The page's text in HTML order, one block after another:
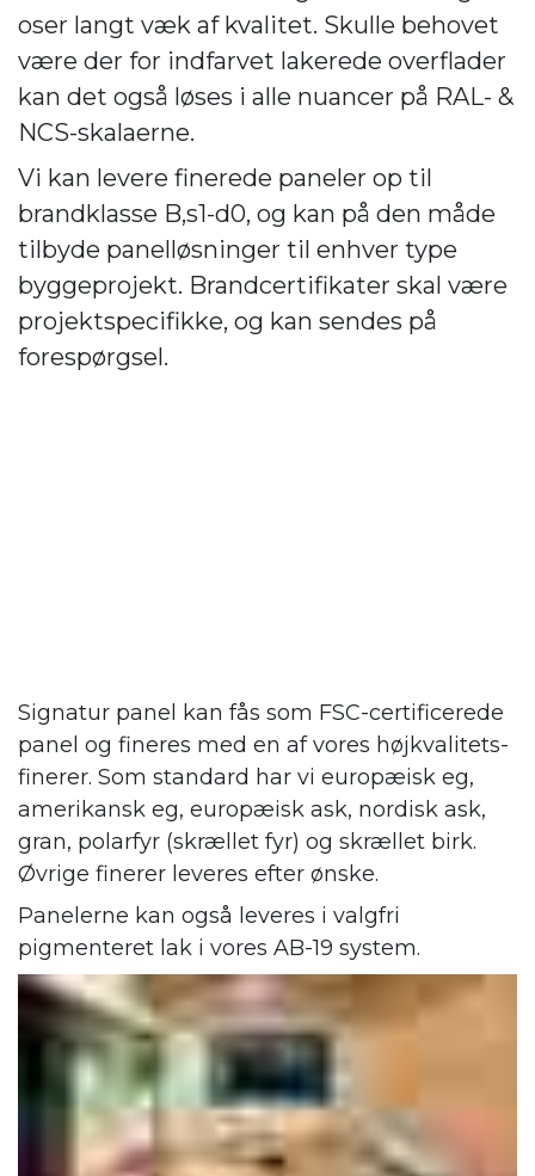
oser langt væk af kvalitet. Skulle behovet
være der for indfarvet lakerede overflader
kan det også løses i alle nuancer på RAL- &
NCS-skalaerne.
Vi kan levere finerede paneler op til
brandklasse B,s1-d0, og kan på den måde
tilbyde panelløsninger til enhver type
byggeprojekt. Brandcertifikater skal være
projektspecifikke, og kan sendes på
forespørgsel.
Signatur panel kan fås som FSC-certificerede
panel og fineres med en af vores højkvalitets-
finerer. Som standard har vi europæisk eg,
amerikansk eg, europæisk ask, nordisk ask,
gran, polarfyr (skrællet fyr) og skrællet birk.
Øvrige finerer leveres efter ønske.
Panelerne kan også leveres i valgfri
pigmenteret lak i vores AB-19 system.